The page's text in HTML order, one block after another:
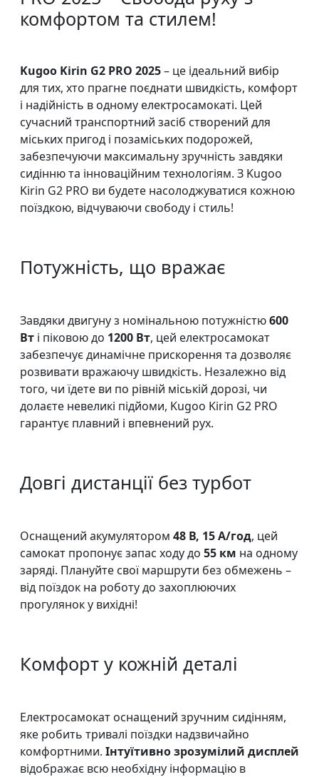
комфортом та стилем!
Kugoo Kirin G2 PRO 2025– це ідеальний вибір
для тих, хто прагне поєднати швидкість, комфорт
і надійність в одному електросамокаті. Цей
сучасний транспортний засіб створений для
міських пригод і позаміських подорожей,
забезпечуючи максимальну зручність завдяки
сидінню та інноваційним технологіям. З Kugoo
Kirin G2 PRO ви будете насолоджуватися кожною
поїздкою, відчуваючи свободу і стиль!
Потужність, що вражає
Завдяки двигуну з номінальною потужністю600
Вт і піковою до 1200 Вт, цей електросамокат
забезпечує динамічне прискорення та дозволяє
розвивати вражаючу швидкість. Незалежно від
того, чи їдете ви по рівній міській дорозі, чи
долаєте невеликі підйоми, Kugoo Kirin G2 PRO
гарантує плавний і впевнений рух.
Довгі дистанції без турбот
Оснащений акумулятором 48 В, 15 А/год, цей
самокат пропонує запас ходу до 55 км на одному
заряді. Плануйте свої маршрути без обмежень –
від поїздок на роботу до захоплюючих
прогулянок у вихідні!
Комфорт у кожній деталі
Електросамокат оснащений зручним сидінням,
яке робить тривалі поїздки надзвичайно
комфортними. Інтуїтивно зрозумілий дисплей
відображає всю необхідну інформацію в